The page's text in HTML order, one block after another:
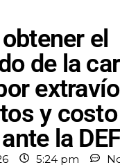
el
de la
y costo
la
5:24 pm